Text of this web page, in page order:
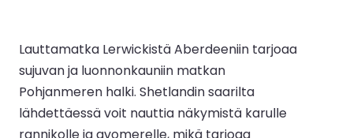
Lauttamatka Lerwickistä Aberdeeniin tarjoaa
sujuvan ja luonnonkauniin matkan
Pohjanmeren halki. Shetlandin saarilta
lähdettäessä voit nauttia näkymistä karulle